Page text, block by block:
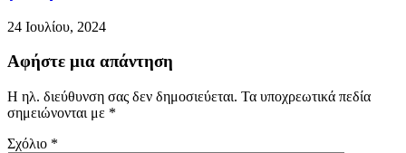
24 Ιουλίου, 2024
Αφήστε μια απάντηση
Η ηλ. διεύθυνση σας δεν δημοσιεύεται. Τα υποχρεωτικά πεδία
σημειώνονται με *
Σχόλιο *